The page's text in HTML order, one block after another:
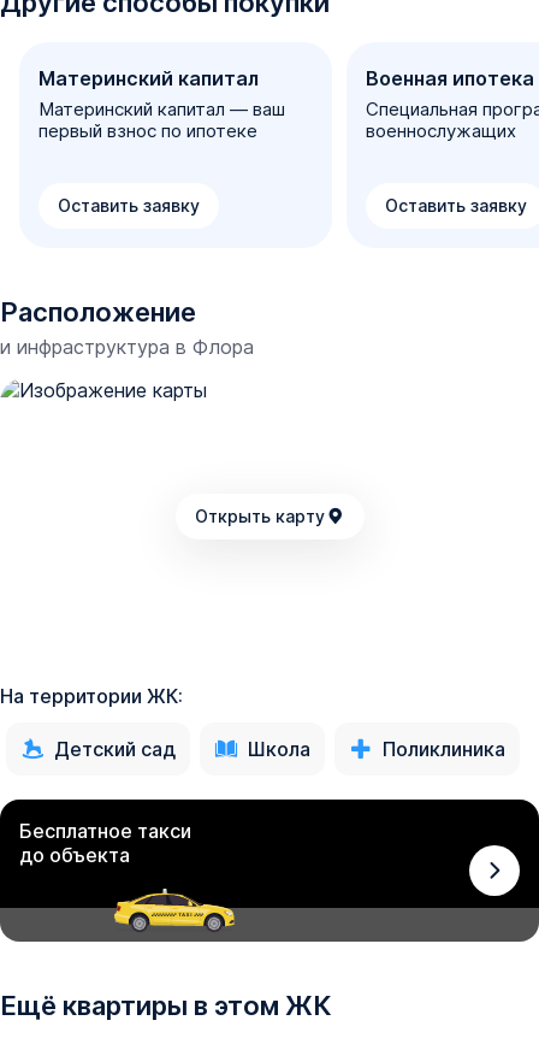
Материнский капитал
Материнский капитал — ваш
первый взнос по ипотеке
Оставить заявку
Военная ипотека
Специальная
военнослужащих
Оставить заявку
Расположение
и инфраструктура в Флора
Открыть карту
На территории ЖК:
Детский сад Школа Поликлиника
Бесплатное такси
до объекта
Ещё квартиры в этом ЖК